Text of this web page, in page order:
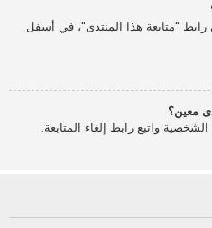
"متابعة هذا المنتدى"، في أسفل
معين؟
واتبع رابط إلغاء المتابعة.